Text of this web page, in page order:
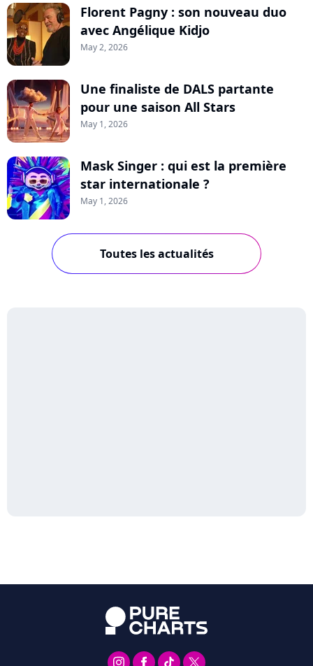
Florent Pagny : son nouveau duo
avec Angélique Kidjo
May 2, 2026
Une finaliste de DALS partante
pour une saison All Stars
May 1, 2026
Mask Singer : qui est la première
star internationale ?
May 1, 2026
Toutes les actualités